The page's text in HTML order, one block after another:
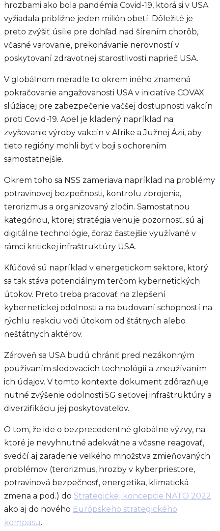
hrozbami ako bola pandémia Covid-19, ktorá si v USA
vyžiadala približne jeden milión obetí. Dôležité je
preto zvýšiť úsilie pre dohľad nad šírením chorôb,
včasné varovanie, prekonávanie nerovností v
poskytovaní zdravotnej starostlivosti naprieč USA.
V globálnom meradle to okrem iného znamená
pokračovanie angažovanosti USA v iniciatíve COVAX
slúžiacej pre zabezpečenie väčšej dostupnosti vakcín
proti Covid-19. Apel je kladený napríklad na
zvyšovanie výroby vakcín v Afrike a Južnej Ázii, aby
tieto regióny mohli byť v boji s ochorením
samostatnejšie.
Okrem toho sa NSS zameriava napríklad na problémy
potravinovej bezpečnosti, kontrolu zbrojenia,
terorizmus a organizovaný zločin. Samostatnou
kategóriou, ktorej stratégia venuje pozornosť, sú aj
digitálne technológie, čoraz častejšie využívané v
rámci kritickej infraštruktúry USA.
Kľúčové sú napríklad v energetickom sektore, ktorý
sa tak stáva potenciálnym terčom kybernetických
útokov. Preto treba pracovať na zlepšení
kybernetickej odolnosti a na budovaní schopností na
rýchlu reakciu voči útokom od štátnych alebo
neštátnych aktérov.
Zároveň sa USA budú chrániť pred nezákonným
používaním sledovacích technológií a zneužívaním
ich údajov. V tomto kontexte dokument zdôrazňuje
nutné zvýšenie odolnosti 5G sieťovej infraštruktúry a
diverzifikáciu jej poskytovateľov.
O tom, že ide o bezprecedentné globálne výzvy, na
ktoré je nevyhnutné adekvátne a včasne reagovať,
svedčí aj zaradenie veľkého množstva zmieňovaných
problémov (terorizmus, hrozby v kyberpriestore,
potravinová bezpečnosť, energetika, klimatická
zmena a pod.) do Strategickej koncepcie NATO 2022
ako aj do nového Európskeho strategického
kompasu.